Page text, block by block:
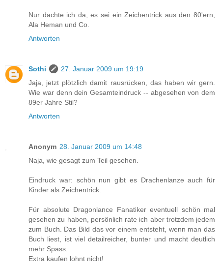
Nur dachte ich da, es sei ein Zeichentrick aus den 80'ern,
Ala Heman und Co.
Antworten
Sothi
27. Januar 2009 um 19:19
Jaja, jetzt plötzlich damit rausrücken, das haben wir gern.
Wie war denn dein Gesamteindruck -- abgesehen von dem
89er Jahre Stil?
Antworten
Anonym 28. Januar 2009 um 14:48
Naja, wie gesagt zum Teil gesehen.
Eindruck war: schön nun gibt es Drachenlanze auch für
Kinder als Zeichentrick.
Für absolute Dragonlance Fanatiker eventuell schön mal
gesehen zu haben, persönlich rate ich aber trotzdem jedem
zum Buch. Das Bild das vor einem entsteht, wenn man das
Buch liest, ist viel detailreicher, bunter und macht deutlich
mehr Spass.
Extra kaufen lohnt nicht!